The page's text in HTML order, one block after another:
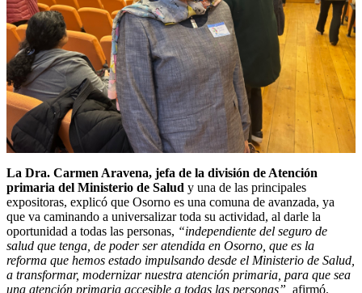
La Dra. Carmen Aravena, jefa de la división de Atención
primaria del Ministerio de Salud y una de las principales
expositoras, explicó que Osorno es una comuna de avanzada, ya
que va caminando a universalizar toda su actividad, al darle la
oportunidad a todas las personas, “independiente del seguro de
salud que tenga, de poder ser atendida en Osorno, que es la
reforma que hemos estado impulsando desde el Ministerio de Salud,
a transformar, modernizar nuestra atención primaria, para que sea
una atención primaria accesible a todas las personas”, afirmó.